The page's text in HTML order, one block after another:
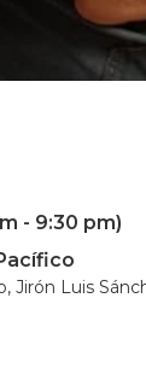
- 9:30 pm)
Luis